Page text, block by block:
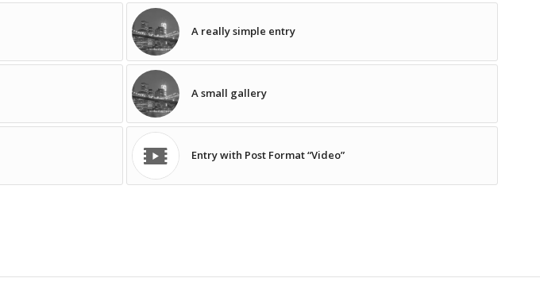
A really simple entry
A small gallery
Entry with Post Format “Video”